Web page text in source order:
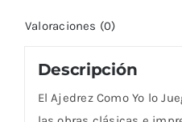
Valoraciones (0)
Descripción
El Ajedrez Como Yo lo